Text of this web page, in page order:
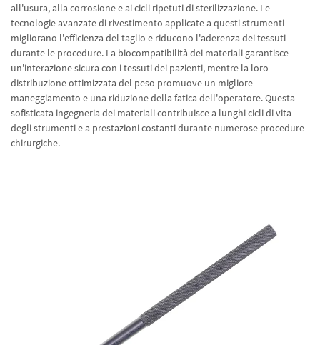
all'usura, alla corrosione e ai cicli ripetuti di sterilizzazione. Le
tecnologie avanzate di rivestimento applicate a questi strumenti
migliorano l'efficienza del taglio e riducono l'aderenza dei tessuti
durante le procedure. La biocompatibilità dei materiali garantisce
un'interazione sicura con i tessuti dei pazienti, mentre la loro
distribuzione ottimizzata del peso promuove un migliore
maneggiamento e una riduzione della fatica dell'operatore. Questa
sofisticata ingegneria dei materiali contribuisce a lunghi cicli di vita
degli strumenti e a prestazioni costanti durante numerose procedure
chirurgiche.